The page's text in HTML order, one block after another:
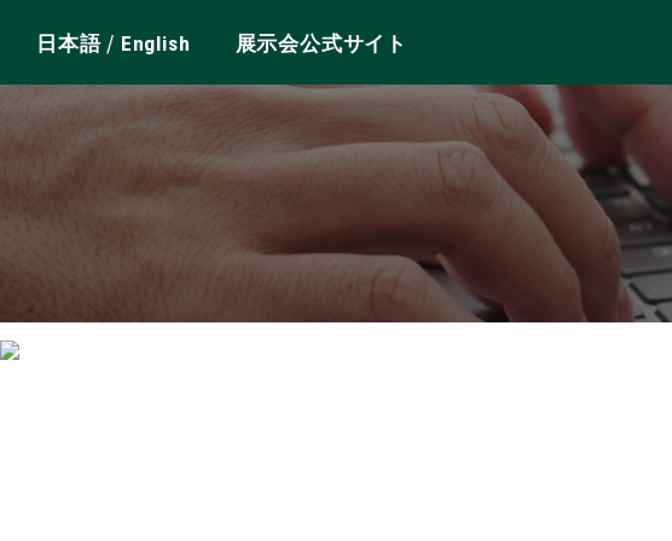
日本語/ English 展示会公式サイト